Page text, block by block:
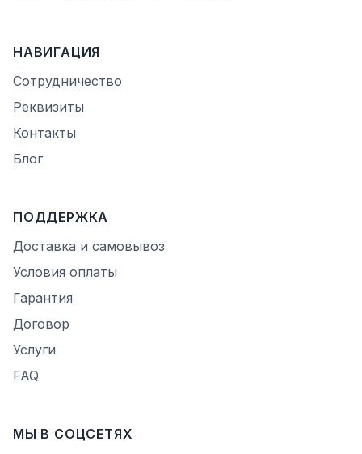
НАВИГАЦИЯ
Сотрудничество
Реквизиты
Контакты
Блог
ПОДДЕРЖКА
Доставка и самовывоз
Условия оплаты
Гарантия
Договор
Услуги
FAQ
МЫ В СОЦСЕТЯХ